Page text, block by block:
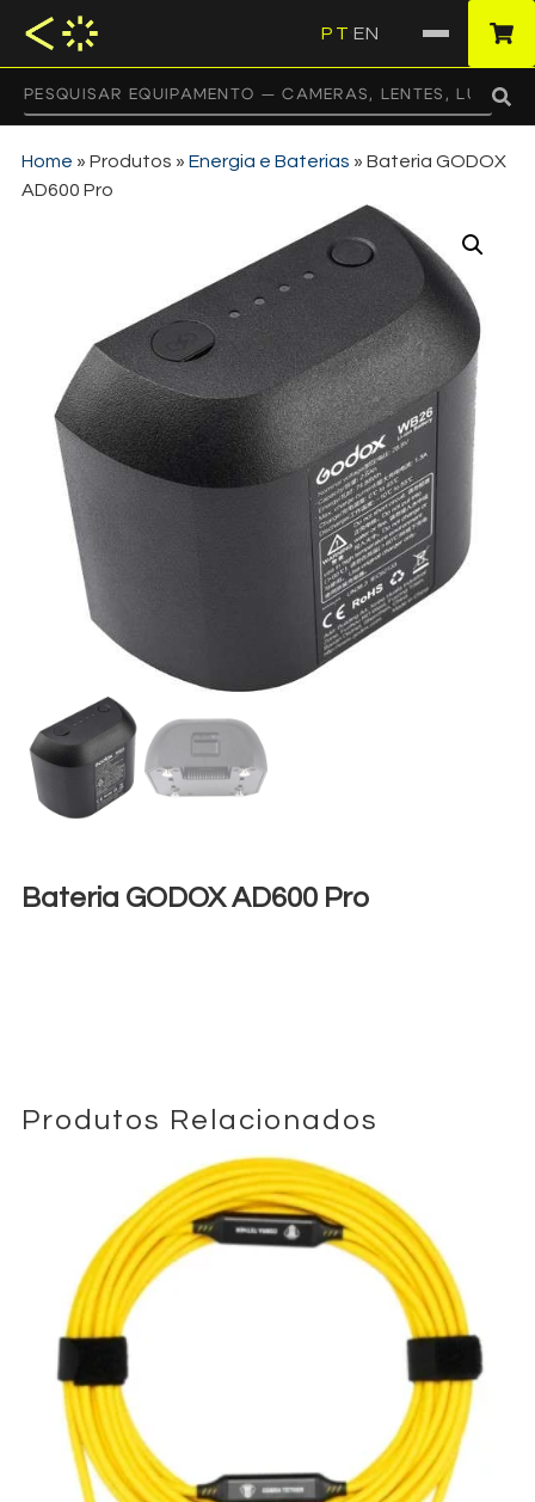
PT EN
Home » Produtos » Energia e Baterias » Bateria GODOX
AD600 Pro
Bateria GODOX AD600 Pro
Produtos Relacionados